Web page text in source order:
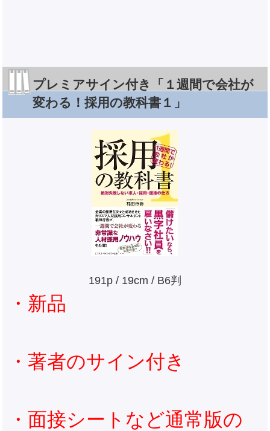
プレミアサイン付き「１週間で会社が
変わる！採用の教科書１」
191p / 19cm / B6判
・新品
・著者のサイン付き
・面接シートなど通常版の